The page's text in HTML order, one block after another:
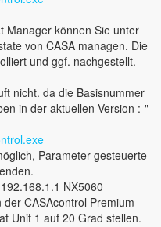
Manager können Sie unter
von CASA managen. Die
und ggf. nachgestellt.
nicht. da die Basisnummer
in der aktuellen Version :-"
Parameter gesteuerte
NX5060
CASAcontrol Premium
Unit 1 auf 20 Grad stellen.